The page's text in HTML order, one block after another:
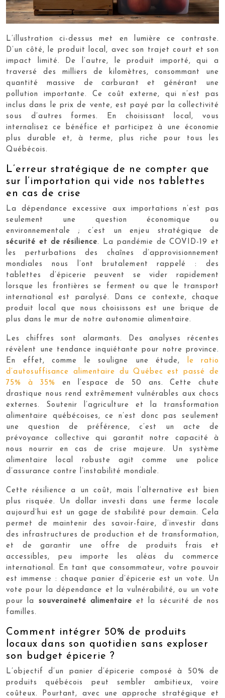
L’illustration ci-dessus met en lumière ce contraste.
D’un côté, le produit local, avec son trajet court et son
impact limité. De l’autre, le produit importé, qui a
traversé des milliers de kilomètres, consommant une
quantité massive de carburant et générant une
pollution importante. Ce coût externe, qui n’est pas
inclus dans le prix de vente, est payé par la collectivité
sous d’autres formes. En choisissant local, vous
internalisez ce bénéfice et participez à une économie
plus durable et, à terme, plus riche pour tous les
Québécois.
L’erreur stratégique de ne compter que
sur l’importation qui vide nos tablettes
en cas de crise
La dépendance excessive aux importations n’est pas
seulement une question économique ou
environnementale ; c’est un enjeu stratégique de
sécurité et de résilience. La pandémie de COVID-19 et
les perturbations des chaînes d’approvisionnement
mondiales nous l’ont brutalement rappelé : des
tablettes d’épicerie peuvent se vider rapidement
lorsque les frontières se ferment ou que le transport
international est paralysé. Dans ce contexte, chaque
produit local que nous choisissons est une brique de
plus dans le mur de notre autonomie alimentaire.
Les chiffres sont alarmants. Des analyses récentes
révèlent une tendance inquiétante pour notre province.
En effet, comme le souligne une étude, le ratio
d’autosuffisance alimentaire du Québec est passé de
75% à 35%
en l’espace de 50 ans. Cette chute
drastique nous rend extrêmement vulnérables aux chocs
externes. Soutenir l’agriculture et la transformation
alimentaire québécoises, ce n’est donc pas seulement
une question de préférence, c’est un acte de
prévoyance collective qui garantit notre capacité à
nous nourrir en cas de crise majeure. Un système
alimentaire local robuste agit comme une police
d’assurance contre l’instabilité mondiale.
Cette résilience a un coût, mais l’alternative est bien
plus risquée. Un dollar investi dans une ferme locale
aujourd’hui est un gage de stabilité pour demain. Cela
permet de maintenir des savoir-faire, d’investir dans
des infrastructures de production et de transformation,
et de garantir une offre de produits frais et
accessibles, peu importe les aléas du commerce
international. En tant que consommateur, votre pouvoir
est immense : chaque panier d’épicerie est un vote. Un
vote pour la dépendance et la vulnérabilité, ou un vote
pour la souveraineté alimentaire et la sécurité de nos
familles.
Comment intégrer 50% de produits
locaux dans son quotidien sans exploser
son budget épicerie ?
L’objectif d’un panier d’épicerie composé à 50% de
produits québécois peut sembler ambitieux, voire
coûteux. Pourtant, avec une approche stratégique et